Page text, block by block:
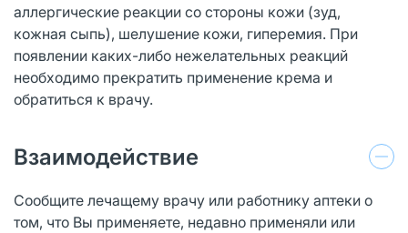
аллергические реакции со стороны кожи (зуд,
кожная сыпь), шелушение кожи, гиперемия. При
появлении каких-либо нежелательных реакций
необходимо прекратить применение крема и
обратиться к врачу.
Взаимодействие
Сообщите лечащему врачу или работнику аптеки о
том, что Вы применяете, недавно применяли или